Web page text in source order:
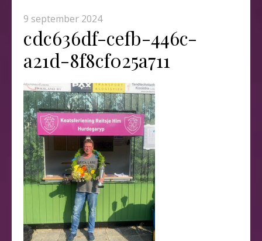
9 september 2024
cdc636df-cefb-446c-
a21d-8f8cf025a711